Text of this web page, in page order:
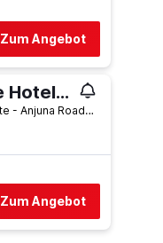
Zum Angebot
Hiline Hotels And Resorts
Calangute - Anjuna Road, Baga, Indien
Zum Angebot